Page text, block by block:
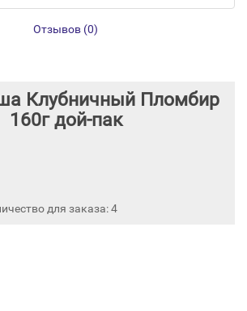
Отзывов (0)
Клубничный Пломбир
160г дой-пак
для заказа: 4